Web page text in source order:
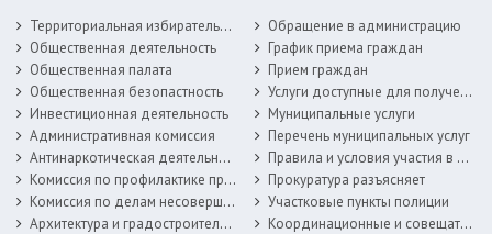
Территориальная избирательная комиссия
Общественная деятельность
Общественная палата
Общественная безопастность
Инвестиционная деятельность
Административная комиссия
Антинаркотическая деятельность
Комиссия по профилактике правонарушений
Комиссия по делам несовершеннолетних
Архитектура и градостроительство
Обращение в администрацию
График приема граждан
Прием граждан
Услуги доступные для получения в электронной форме
Муниципальные услуги
Перечень муниципальных услуг
Правила и условия участия в жилищных программах
Прокуратура разъясняет
Участковые пункты полиции
Координационные и совещательные органы